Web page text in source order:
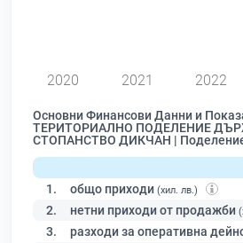
2020 2021 2022
Основни Финансови Данни и
ТЕРИТОРИАЛНО ПОДЕЛЕНИЕ
СТОПАНСТВО ДИКЧАН |
1. общо приходи (хил. лв.)
2. нетни приходи от продажби
3. разходи за оперативна